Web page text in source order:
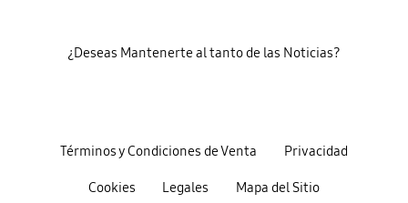
Términos y Condiciones de Venta Privacidad
Cookies Legales Mapa del Sitio
¿Deseas Mantenerte al tanto de las Noticias?